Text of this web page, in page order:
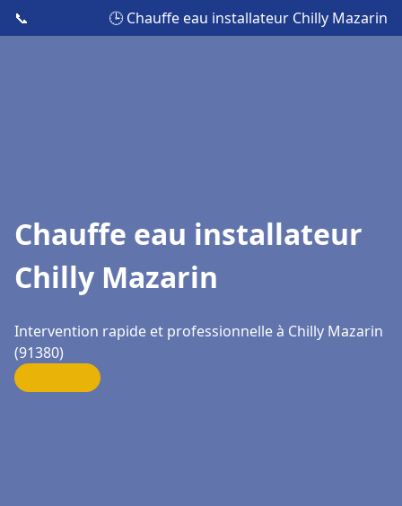
📞 🕒 Chauffe eau installateur Chilly Mazarin
Chauffe eau installateur
Chilly Mazarin
Intervention rapide et professionnelle à Chilly Mazarin
(91380)